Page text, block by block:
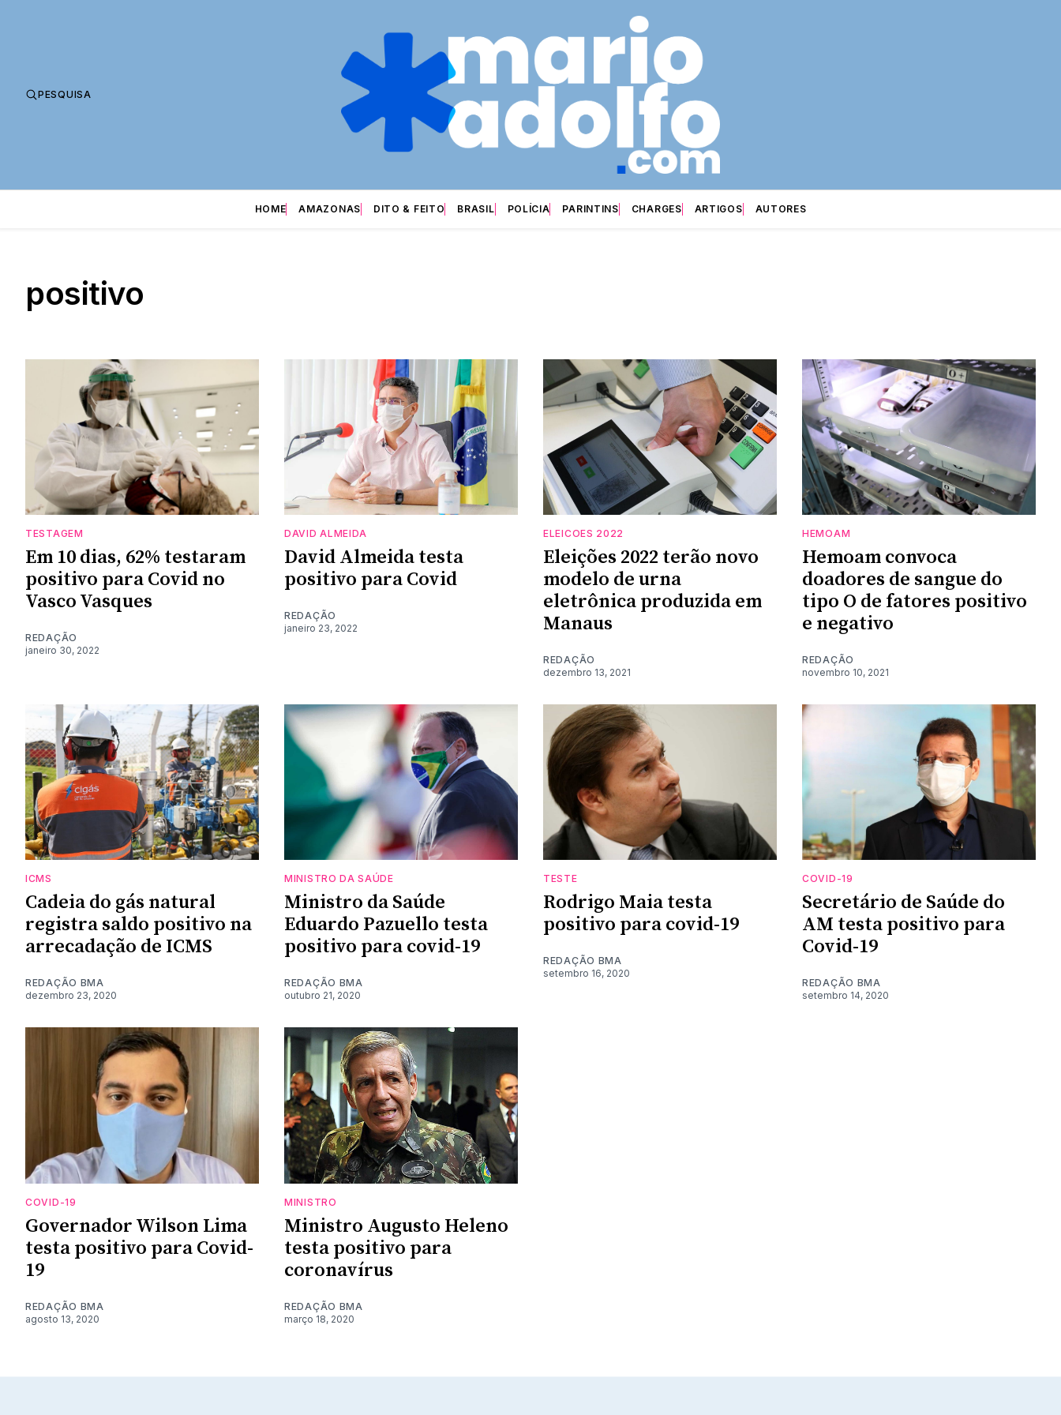
PESQUISA
HOME AMAZONAS DITO & FEITO BRASIL POLÍCIA PARINTINS CHARGES ARTIGOS AUTORES
positivo
TESTAGEM
Em 10 dias, 62% testaram
positivo para Covid no
Vasco Vasques
REDAÇÃO
janeiro 30, 2022
DAVID ALMEIDA
David Almeida testa
positivo para Covid
REDAÇÃO
janeiro 23, 2022
ELEICOES 2022
Eleições 2022 terão novo
modelo de urna
eletrônica produzida em
Manaus
REDAÇÃO
dezembro 13, 2021
HEMOAM
Hemoam convoca
doadores de sangue do
tipo O de fatores positivo
e negativo
REDAÇÃO
novembro 10, 2021
ICMS
Cadeia do gás natural
registra saldo positivo na
arrecadação de ICMS
REDAÇÃO BMA
dezembro 23, 2020
MINISTRO DA SAÚDE
Ministro da Saúde
Eduardo Pazuello testa
positivo para covid-19
REDAÇÃO BMA
outubro 21, 2020
TESTE
Rodrigo Maia testa
positivo para covid-19
REDAÇÃO BMA
setembro 16, 2020
COVID-19
Secretário de Saúde do
AM testa positivo para
Covid-19
REDAÇÃO BMA
setembro 14, 2020
COVID-19
Governador Wilson Lima
testa positivo para Covid-
19
REDAÇÃO BMA
agosto 13, 2020
MINISTRO
Ministro Augusto Heleno
testa positivo para
coronavírus
REDAÇÃO BMA
março 18, 2020